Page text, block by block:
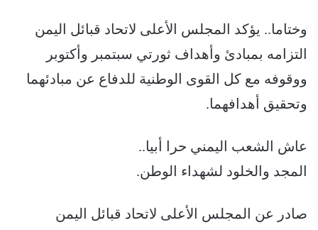
وختاما.. يؤكد المجلس الأعلى لاتحاد قبائل اليمن
التزامه بمبادئ وأهداف ثورتي سبتمبر وأكتوبر
ووقوفه مع كل القوى الوطنية للدفاع عن مبادئهما
وتحقيق أهدافهما.
عاش الشعب اليمني حرا أبيا..
المجد والخلود لشهداء الوطن.
صادر عن المجلس الأعلى لاتحاد قبائل اليمن